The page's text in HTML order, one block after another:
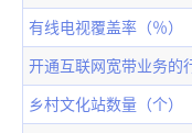
有线电视覆盖率（％）
开通互联网宽带业务的
乡村文化站数量（个）